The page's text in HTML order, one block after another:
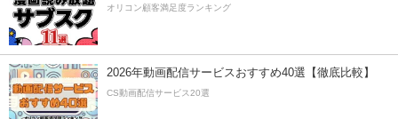
オリコン顧客満足度ランキング
2026年動画配信サービスおすすめ40選【徹底比較】
CS動画配信サービス20選